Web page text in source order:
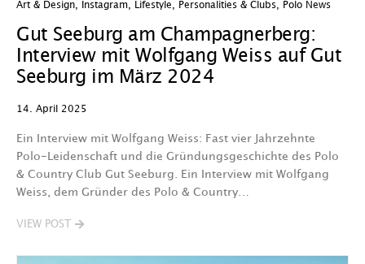
Art & Design Instagram Lifestyle Personalities & Clubs Polo News
Gut Seeburg am Champagnerberg:
Interview mit Wolfgang Weiss auf Gut
Seeburg im März 2024
14. April 2025
Ein Interview mit Wolfgang Weiss: Fast vier Jahrzehnte
Polo-Leidenschaft und die Gründungsgeschichte des Polo
& Country Club Gut Seeburg. Ein Interview mit Wolfgang
Weiss, dem Gründer des Polo & Country…
VIEW POST